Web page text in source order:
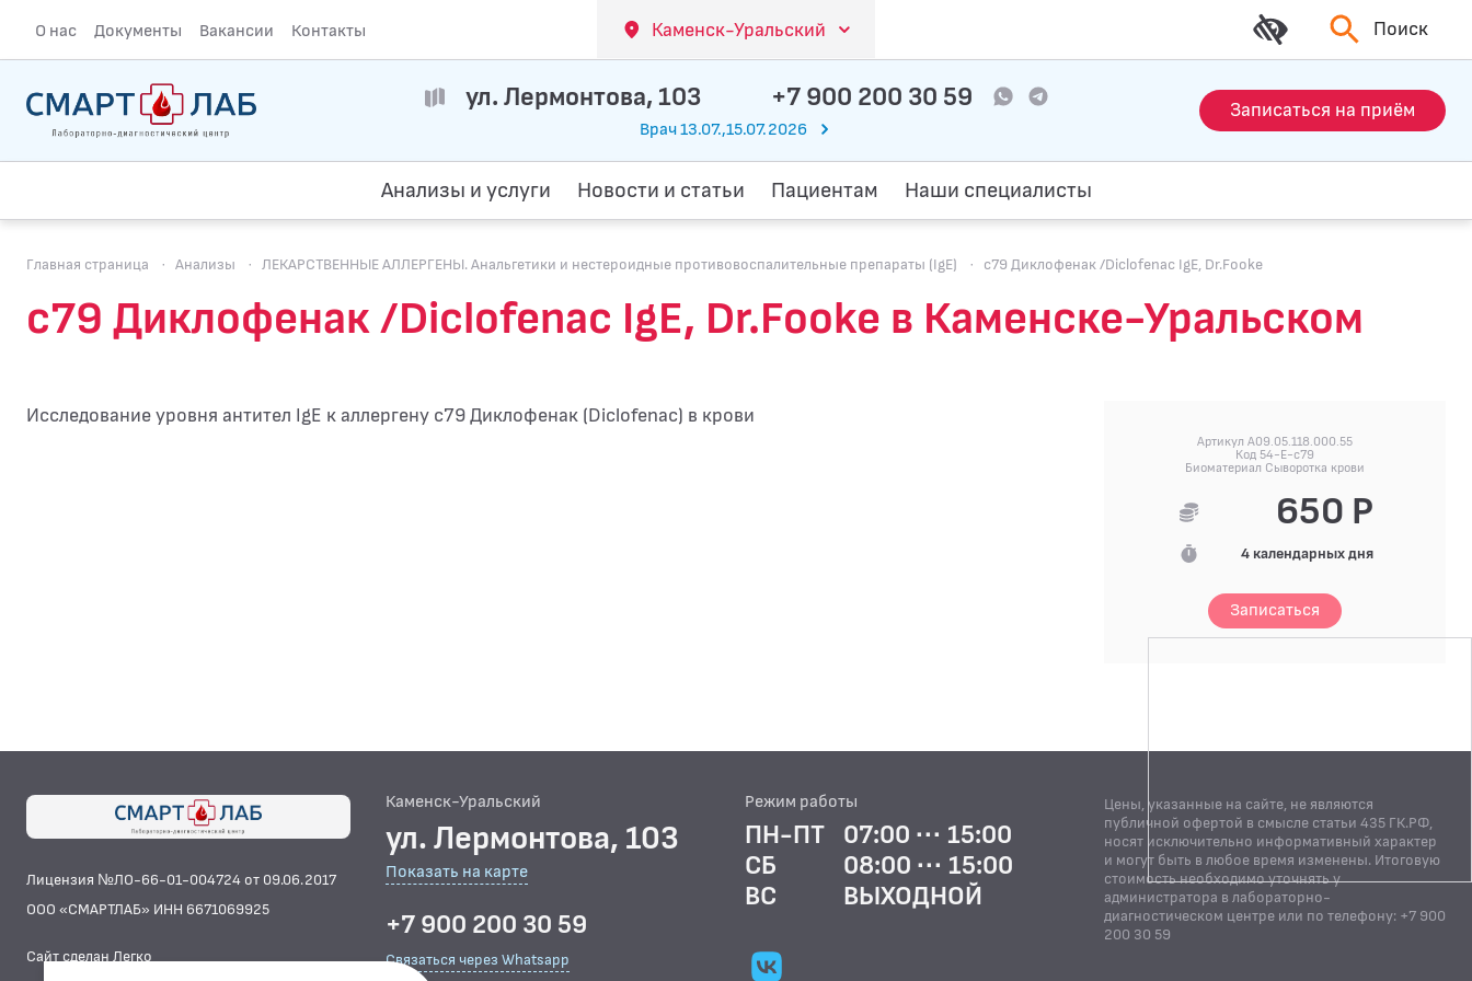
О нас Документы Вакансии Контакты Каменск-Уральский Поиск
ул. Лермонтова, 103 +7 900 200 30 59
Врач 13.07.,15.07.2026
Записаться на приём
Анализы и услуги Новости и статьи Пациентам Наши специалисты
Главная страница · Анализы · ЛЕКАРСТВЕННЫЕ АЛЛЕРГЕНЫ. Анальгетики и нестероидные противовоспалительные препараты (IgE) · c79 Диклофенак /Diclofenac IgE, Dr.Fooke
c79 Диклофенак /Diclofenac IgE, Dr.Fooke в Каменске-Уральском
Исследование уровня антител IgE к аллергену c79 Диклофенак (Diclofenac) в крови
Артикул A09.05.118.000.55
Код 54-E-c79
Биоматериал Сыворотка крови
650 Р
4 календарных дня
Записаться
Лицензия №ЛО-66-01-004724 от 09.06.2017
ООО «СМАРТЛАБ» ИНН 6671069925
Сайт сделан Легко
Каменск-Уральский
ул. Лермонтова, 103
Показать на карте
+7 900 200 30 59
Связаться через Whatsapp
Режим работы
ПН-ПТ
07:00 ··· 15:00
СБ
08:00 ··· 15:00
ВС
ВЫХОДНОЙ
Цены, указанные на сайте, не являются
публичной офертой в смысле статьи 435 ГК.РФ,
носят исключительно информативный характер
и могут быть в любое время изменены. Итоговую
стоимость необходимо уточнять у
администратора в лабораторно-
диагностическом центре или по телефону: +7 900
200 30 59